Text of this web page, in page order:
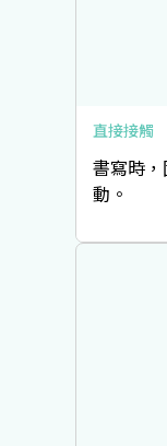
直接接觸
書寫時
動。